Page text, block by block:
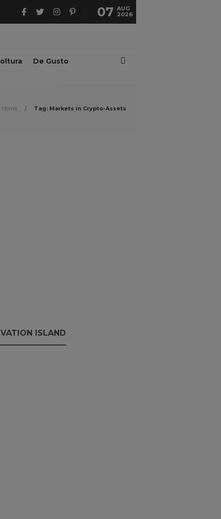
07 AUG
2026
De Gusto
Home / Tag: Markets in Crypto-Assets
ISLAND